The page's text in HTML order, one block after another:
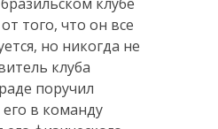
того, что он все
но никогда не
клуба
поручил
в команду